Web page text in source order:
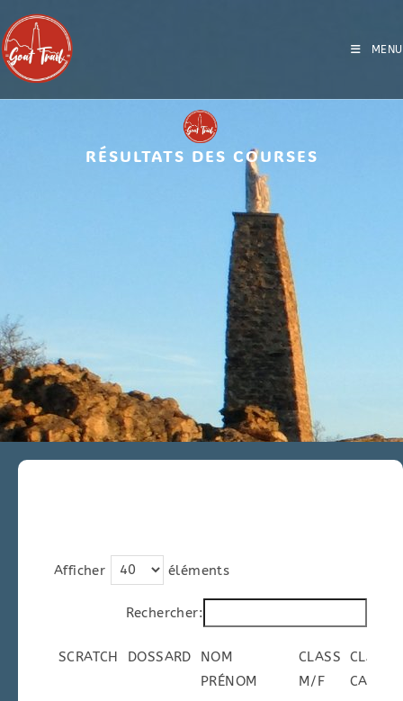
MENU
RÉSULTATS DES COURSES
Afficher éléments
Rechercher:
SCRATCH DOSSARD
NOM
PRÉNOM
CLASS
M/F
CLASS
CAT